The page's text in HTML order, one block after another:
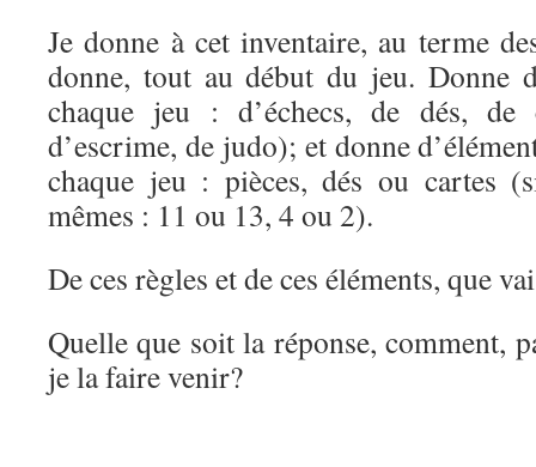
Je donne à cet inventaire, au terme
donne, tout au début du jeu. Donne
chaque jeu : d’échecs, de dés,
d’escrime, de judo); et donne
chaque jeu : pièces, dés ou cartes
mêmes : 11 ou 13, 4 ou 2).
De ces règles et de ces éléments, que
Quelle que soit la réponse, comment,
je la faire venir?